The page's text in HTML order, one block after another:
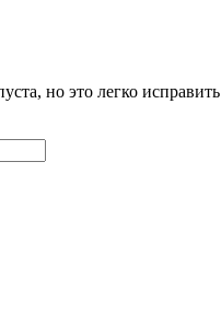
но это легко исправить